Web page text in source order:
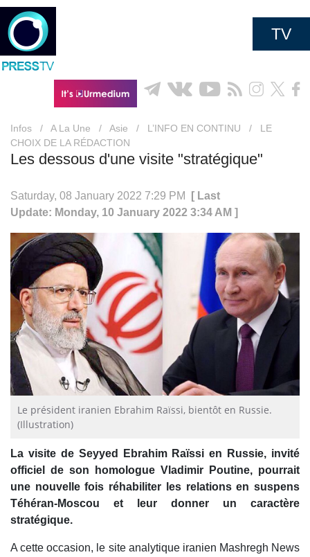
TV
Infos / A La Une / Asie / L’INFO EN CONTINU /
LE
CHOIX DE LA RÉDACTION
Les dessous d'une visite "stratégique"
Saturday, 08 January 2022 7:29 PM
[ Last
Update: Monday, 10 January 2022 3:34 AM ]
Le président iranien Ebrahim Raïssi, bientôt en Russie.
(Illustration)
La visite de Seyyed Ebrahim Raïssi en Russie, invité
officiel de son homologue Vladimir Poutine, pourrait
une nouvelle fois réhabiliter les relations en suspens
Téhéran-Moscou et leur donner un caractère
stratégique.
A cette occasion, le site analytique iranien Mashregh News